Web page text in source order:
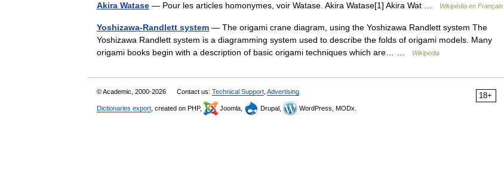
Akira Watase — Pour les articles homonymes, voir Watase. Akira Watase[1] Akira Wat … Wikipédia en Français
Yoshizawa-Randlett system — The origami crane diagram, using the Yoshizawa Randlett system The
Yoshizawa Randlett system is a diagramming system used to describe the folds of origami models. Many
origami books begin with a description of basic origami techniques which are… …
Wikipedia
18+
© Academic, 2000-2026 Contact us: Technical Support Advertising
Dictionaries export , created on PHP, Joomla, Drupal, WordPress, MODx.